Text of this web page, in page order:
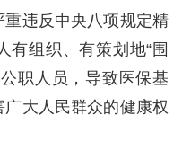
违反中央八项规定精
有组织、有策划地“围
职人员，导致医保基
大人民群众的健康权